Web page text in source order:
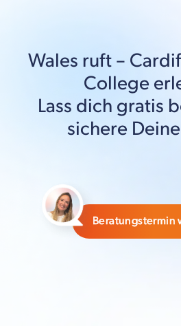
Wales ruft –
College
Lass dich gratis
sichere
Beratungstermin